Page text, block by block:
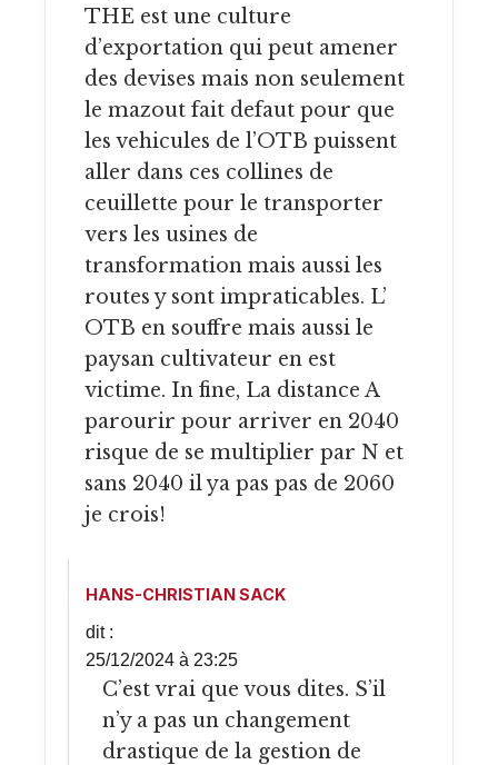
THE est une culture
d’exportation qui peut amener
des devises mais non seulement
le mazout fait defaut pour que
les vehicules de l’OTB puissent
aller dans ces collines de
ceuillette pour le transporter
vers les usines de
transformation mais aussi les
routes y sont impraticables. L’
OTB en souffre mais aussi le
paysan cultivateur en est
victime. In fine, La distance A
parourir pour arriver en 2040
risque de se multiplier par N et
sans 2040 il ya pas pas de 2060
je crois!
HANS-CHRISTIAN SACK
dit :
25/12/2024 à 23:25
C’est vrai que vous dites. S’il
n’y a pas un changement
drastique de la gestion de